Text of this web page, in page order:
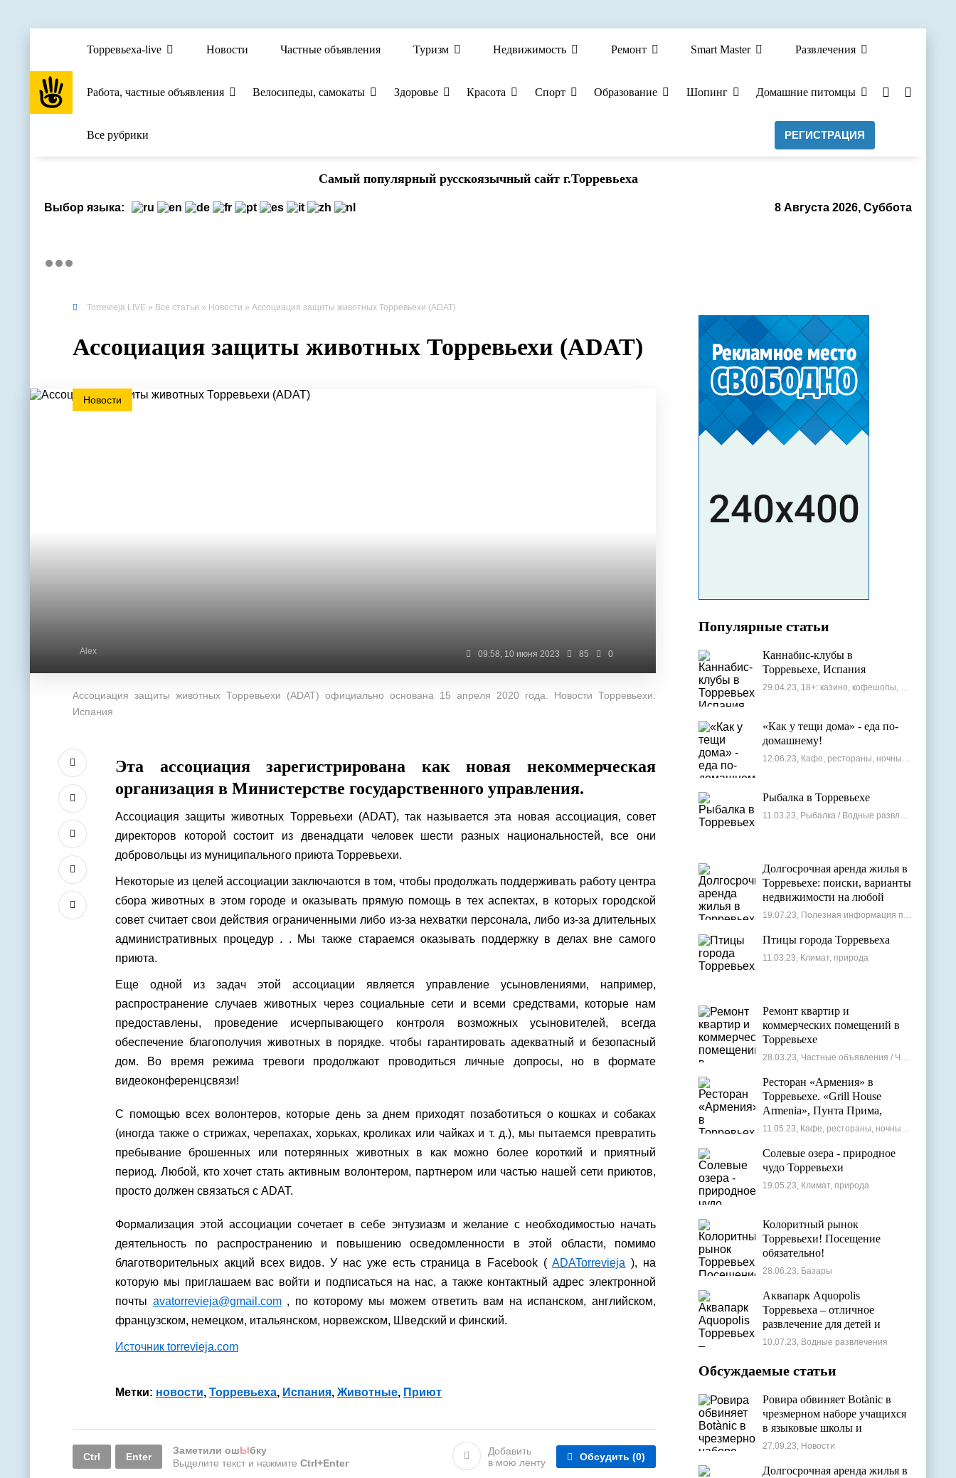
Торревьеха-live Новости Частные объявления Туризм Недвижимость Ремонт Smart Master Развлечения
Работа, частные объявления Велосипеды, самокаты Здоровье Красота Спорт Образование Шопинг Домашние питомцы
Все рубрики РЕГИСТРАЦИЯ
Cамый популярный русскоязычный сайт г.Торревьеха
8 Августа 2026, Суббота
Выбор языка:
Torrevieja LIVE » Все статьи » Новости » Ассоциация защиты животных Торревьехи (ADAT)
Ассоциация защиты животных Торревьехи (ADAT)
Новости
Alex 09:58, 10 июня 2023 85 0
Ассоциация защиты животных Торревьехи (ADAT) официально основана 15 апреля 2020 года. Новости Торревьехи.
Испания
Эта ассоциация зарегистрирована как новая некоммерческая
организация в Министерстве государственного управления.
Ассоциация защиты животных Торревьехи (ADAT), так называется эта новая ассоциация, совет
директоров которой состоит из двенадцати человек шести разных национальностей, все они
добровольцы из муниципального приюта Торревьехи.
Некоторые из целей ассоциации заключаются в том, чтобы продолжать поддерживать работу центра
сбора животных в этом городе и оказывать прямую помощь в тех аспектах, в которых городской
совет считает свои действия ограниченными либо из-за нехватки персонала, либо из-за длительных
административных процедур . . Мы также стараемся оказывать поддержку в делах вне самого
приюта.
Еще одной из задач этой ассоциации является управление усыновлениями, например,
распространение случаев животных через социальные сети и всеми средствами, которые нам
предоставлены, проведение исчерпывающего контроля возможных усыновителей, всегда
обеспечение благополучия животных в порядке. чтобы гарантировать адекватный и безопасный
дом. Во время режима тревоги продолжают проводиться личные допросы, но в формате
видеоконференцсвязи!
С помощью всех волонтеров, которые день за днем ​​приходят позаботиться о кошках и собаках
(иногда также о стрижах, черепахах, хорьках, кроликах или чайках и т. д.), мы пытаемся превратить
пребывание брошенных или потерянных животных в как можно более короткий и приятный
период. Любой, кто хочет стать активным волонтером, партнером или частью нашей сети приютов,
просто должен связаться с ADAT.
Формализация этой ассоциации сочетает в себе энтузиазм и желание с необходимостью начать
деятельность по распространению и повышению осведомленности в этой области, помимо
благотворительных акций всех видов. У нас уже есть страница в Facebook (ADATorrevieja ), на
которую мы приглашаем вас войти и подписаться на нас, а также контактный адрес электронной
почты avatorrevieja@gmail.com, по которому мы можем ответить вам на испанском, английском,
французском, немецком, итальянском, норвежском, Шведский и финский.
Источник torrevieja.com
Метки: новости, Торревьеха, Испания, Животные, Приют
Ctrl Enter
Заметили ошЫбку
Выделите текст и нажмите Ctrl+Enter
Добавить
в мою ленту
Обсудить (0)
Популярные статьи
Каннабис-клубы в
Торревьехе, Испания
29.04.23, 18+: казино, кофешопы, стрип-бары
«Как у тещи дома» - еда по-
домашнему!
12.06.23, Кафе, рестораны, ночные клубы
Рыбалка в Торревьехе
11.03.23, Рыбалка / Водные развлечения
Долгосрочная аренда жилья в
Торревьехе: поиски, варианты
недвижимости на любой
бюджет
19.07.23, Полезная информация по недвижимости
Птицы города Торревьеха
11.03.23, Климат, природа
Ремонт квартир и
коммерческих помещений в
Торревьехе
28.03.23, Частные объявления / Частные мастера
Ресторан «Армения» в
Торревьехе. «Grill House
Armenia», Пунта Прима,
Испания
11.05.23, Кафе, рестораны, ночные клубы
Солевые озера - природное
чудо Торревьехи
19.05.23, Климат, природа
Колоритный рынок
Торревьехи! Посещение
обязательно!
28.06.23, Базары
Аквапарк Aquopolis
Торревьеха – отличное
развлечение для детей и
взрослых
10.07.23, Водные развлечения
Обсуждаемые статьи
Ровира обвиняет Botànic в
чрезмерном наборе учащихся
в языковые школы и
проблемах с ассигнованиями
27.09.23, Новости
Долгосрочная аренда жилья в